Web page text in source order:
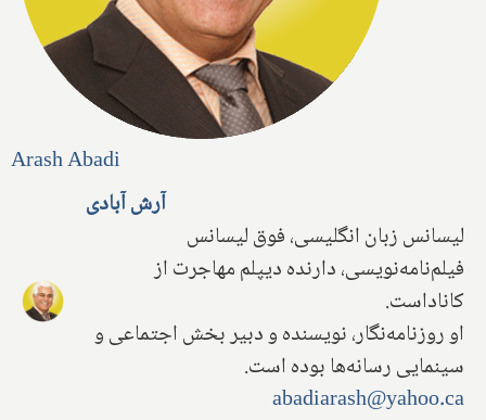
Arash Abadi
آرش آبادی
لیسانس زبان انگلیسی، فوق لیسانس
فیلم‌نامه‌نویسی، دارنده دیپلم مهاجرت از
کاناداست.
او روزنامه‌نگار، نویسنده و دبیر بخش اجتماعی و
سینمایی رسانه‌ها بوده است.
abadiarash@yahoo.ca